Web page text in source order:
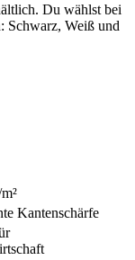
Du wählst bei
Schwarz, Weiß und
Kantenschärfe